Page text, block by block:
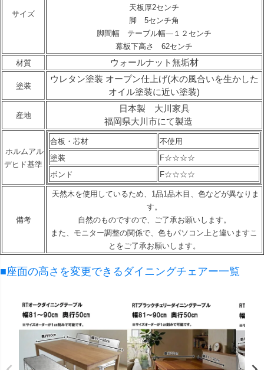
サイズ
天板厚2センチ
脚 5センチ角
脚間幅 テーブル幅—１２センチ
幕板下高さ 62センチ
材質
ウォールナット無垢材
塗装
ウレタン塗装 オープン仕上げ(木の風合いを生かした
オイル塗装に近い塗装)
産地
日本製 大川家具
福岡県大川市にて製造
ホルムアル
デヒド基準
合板・芯材
不使用
塗装
F☆☆☆☆
ボンド
F☆☆☆☆
備考
天然木を使用しているため、1品1品木目、色などが異なりま
す。
自然のものですので、ご了承お願いします。
また、モニター調整の関係で、色もパソコン上と違いますこ
とをご了承お願いします。
■座面の高さを変更できるダイニングチェアー一覧